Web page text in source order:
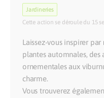
Jardineries
Cette action se déroule du 15
Laissez-vous inspirer par
plantes automnales, des
ornementales aux
charme.
Vous trouverez